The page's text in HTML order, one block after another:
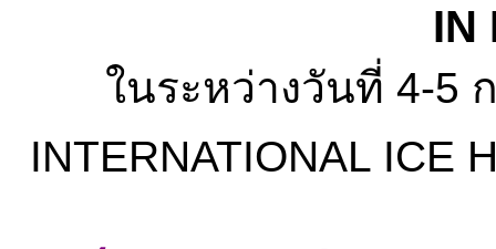
IN
ในระหว่างวันที่ 4-5
INTERNATIONAL ICE